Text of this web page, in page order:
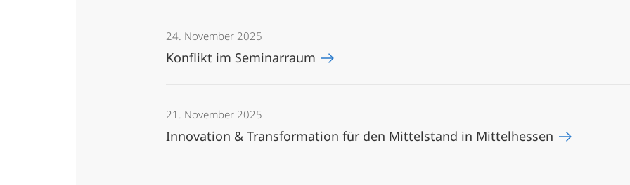
24. November 2025
Konflikt im Seminarraum
21. November 2025
Innovation & Transformation für den Mittelstand in Mittelhessen